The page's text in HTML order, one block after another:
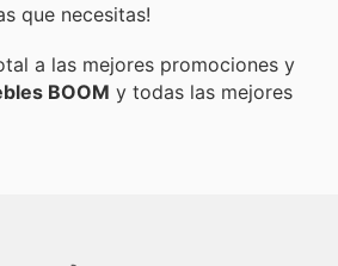
que necesitas!
a las mejores promociones y
BOOM y todas las mejores